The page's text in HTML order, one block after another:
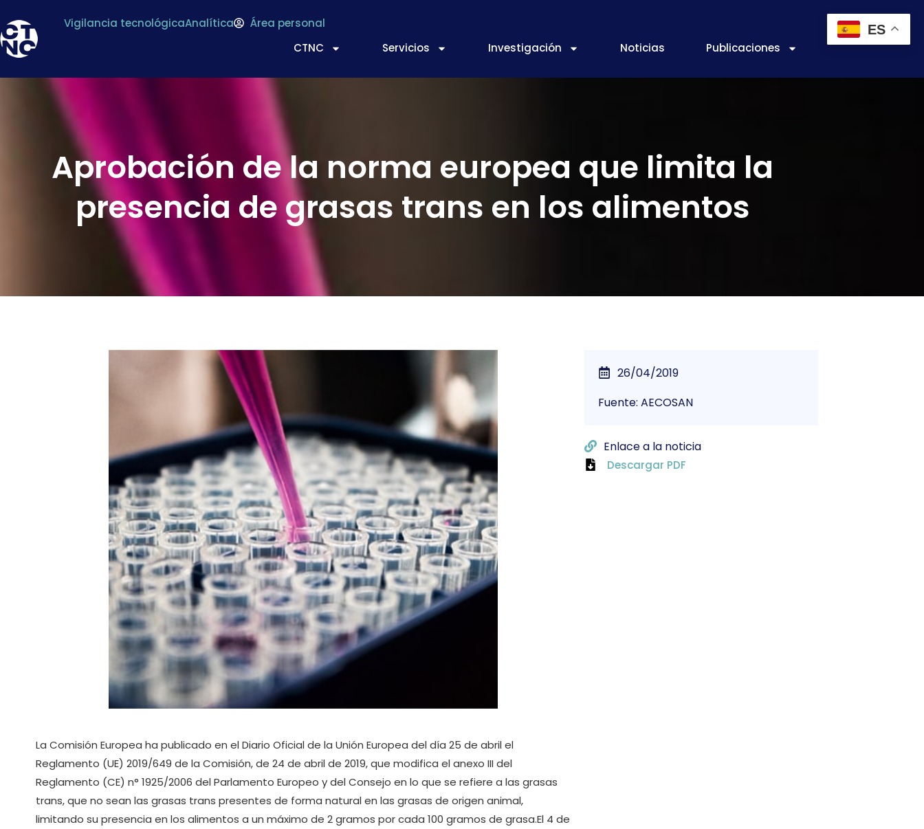
Vigilancia tecnológicaAnalítica
Área personal
CTNC
Servicios Investigación Noticias Publicaciones
Aprobación de la norma europea que limita la
presencia de grasas trans en los alimentos
La Comisión Europea ha publicado en el Diario Oficial de la Unión Europea del día 25 de abril el
Reglamento (UE) 2019/649 de la Comisión, de 24 de abril de 2019, que modifica el anexo III del
Reglamento (CE) n° 1925/2006 del Parlamento Europeo y del Consejo en lo que se refiere a las grasas
trans, que no sean las grasas trans presentes de forma natural en las grasas de origen animal,
limitando su presencia en los alimentos a un máximo de 2 gramos por cada 100 gramos de grasa.El 4 de
26/04/2019
Fuente: AECOSAN
Enlace a la noticia
Descargar PDF
ES